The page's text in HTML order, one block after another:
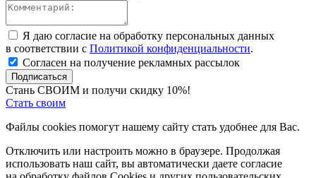
Я даю согласие на обработку персональных данных
в соответствии с Политикой конфиденциальности.
Согласен на получение рекламных рассылок
Подписаться
Стань СВОИМ и получи скидку 10%!
Стать своим
Файлы cookies помогут нашему сайту стать удобнее для Вас.
Отключить или настроить можно в браузере. Продолжая
использовать наш сайт, вы автоматически даете согласие